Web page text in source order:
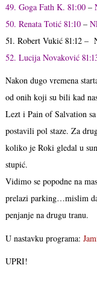
49. Goga Fath K. 81:00–
50. Renata Totić 81:10–
51. Robert Vukić 81:12
52. Lucija Novaković
Nakon dugo vremena
od onih koji su bili kad
Lezt i Pain of Salvation
postavili pol staze. Za
koliko je Roki gledal u
stupić.
Vidimo se popodne na
prelazi parking…mislim
penjanje na drugu tranu.
U nastavku programa:
UPRI!